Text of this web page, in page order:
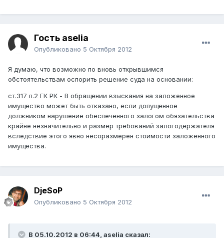
Гость aselia
Опубликовано 5 Октября 2012
Я думаю, что возможно по вновь открывшимся
обстоятельствам оспорить решение суда на основании:
ст.317 п.2 ГК РК - В обращении взыскания на заложенное
имущество может быть отказано, если допущенное
должником нарушение обеспеченного залогом обязательства
крайне незначительно и размер требований залогодержателя
вследствие этого явно несоразмерен стоимости заложенного
имущества.
DjeSoP
Опубликовано 5 Октября 2012
В 05.10.2012 в 06:44, aselia сказал: